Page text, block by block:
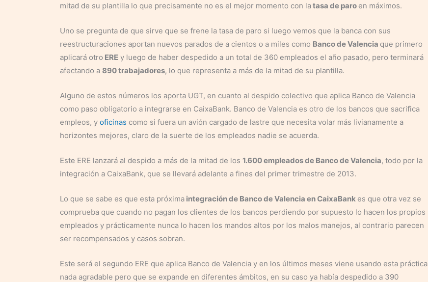
mitad de su plantilla lo que precisamente no es el mejor momento con latasa de paro en máximos.
Uno se pregunta de que sirve que se frene la tasa de paro si luego vemos que la banca con sus
reestructuraciones aportan nuevos parados de a cientos o a miles como Banco de Valencia que primero
aplicará otro ERE y luego de haber despedido a un total de 360 empleados el año pasado, pero terminará
afectando a 890 trabajadores, lo que representa a más de la mitad de su plantilla.
Alguno de estos números los aporta UGT, en cuanto al despido colectivo que aplica Banco de Valencia
como paso obligatorio a integrarse en CaixaBank. Banco de Valencia es otro de los bancos que sacrifica
empleos, y oficinas como si fuera un avión cargado de lastre que necesita volar más livianamente a
horizontes mejores, claro de la suerte de los empleados nadie se acuerda.
Este ERE lanzará al despido a más de la mitad de los 1.600 empleados de Banco de Valencia, todo por la
integración a CaixaBank, que se llevará adelante a fines del primer trimestre de 2013.
Lo que se sabe es que esta próxima integración de Banco de Valencia en CaixaBank es que otra vez se
comprueba que cuando no pagan los clientes de los bancos perdiendo por supuesto lo hacen los propios
empleados y prácticamente nunca lo hacen los mandos altos por los malos manejos, al contrario parecen
ser recompensados y casos sobran.
Este será el segundo ERE que aplica Banco de Valencia y en los últimos meses viene usando esta práctica
nada agradable pero que se expande en diferentes ámbitos, en su caso ya había despedido a 390